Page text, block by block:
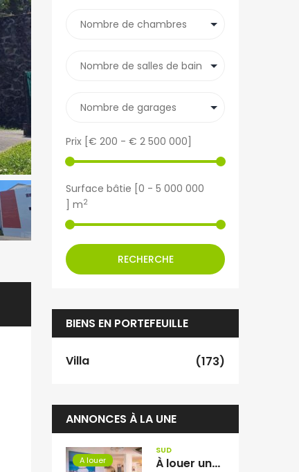
Prix [ € 200 - € 2 500 000
Surface bâtie [ 0 - 5 000 000
] m2
RECHERCHE
BIENS EN PORTEFEUILLE
Villa (173)
ANNONCES À LA UNE
A louer
SUD
À louer une charmante villa T4 en duplex meublée d’environ 100 m2 située dans le quartier très recherché des Pêcheurs à Terre Sainte Réunion